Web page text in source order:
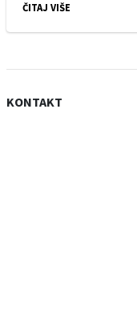
ČITAJ VIŠE
KONTAKT